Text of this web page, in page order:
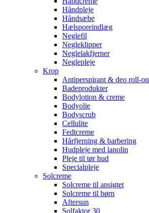
Håndpleje
Håndsæbe
Hælsporeindlæg
Neglefil
Negleklipper
Neglelakfjerner
Neglepleje
Krop
Antiperspirant & deo roll-on
Badeprodukter
Bodylotion & creme
Bodyolie
Bodyscrub
Cellulite
Fedtcreme
Hårfjerning & barbering
Hudpleje med lanolin
Pleje til tør hud
Specialpleje
Solcreme
Solcreme til ansigtet
Solcreme til børn
Aftersun
Solfaktor 30